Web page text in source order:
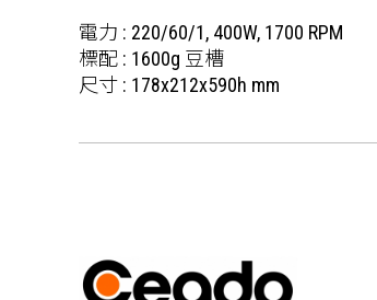
電力 : 220/60/1, 400W, 1700 RPM
標配 : 1600g 豆槽
尺寸 : 178x212x590h mm